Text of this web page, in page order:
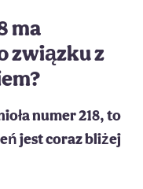
ma
związku z
numer 218, to
jest coraz bliżej